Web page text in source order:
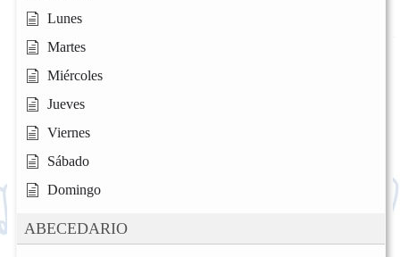
Lunes
Martes
Miércoles
Jueves
Viernes
Sábado
Domingo
ABECEDARIO